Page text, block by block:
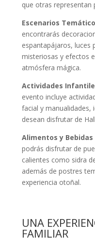
que otras representan
Escenarios
encontrarás
espantapájaros, luces
misteriosas y efectos
atmósfera mágica.
Actividades
evento incluye
facial y manualidades,
desean disfrutar de
Alimentos y
podrás disfrutar de
calientes como sidra
además de postres
experiencia otoñal.
UNA
FAMILIAR